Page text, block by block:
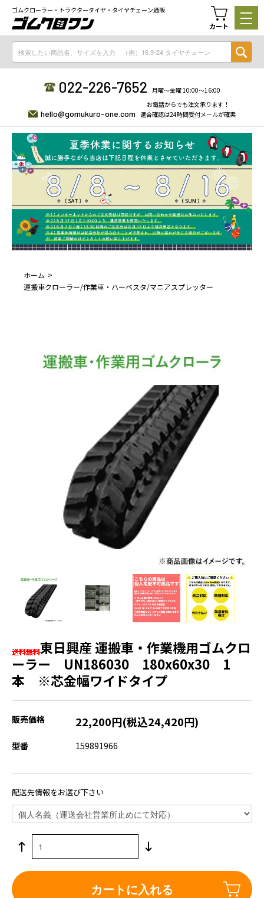
ゴムクローラー・トラクタータイヤ・タイヤチェーン通販
カート
022-226-7652 月曜〜金曜 10:00〜16:00
hello@gomukuro-one.com
お電話からでも注文承ります！
適合確認は24時間受付メールが確実
ホーム
運搬車クローラー/作業車・ハーベスタ/マニアスプレッター
東日興産 運搬車・作業機用ゴムクロ
ーラー UN186030 180x60x30 1
本 ※芯金幅ワイドタイプ
販売価格 22,200円(税込24,420円)
型番 159891966
配送先情報をお選び下さい
カートに入れる